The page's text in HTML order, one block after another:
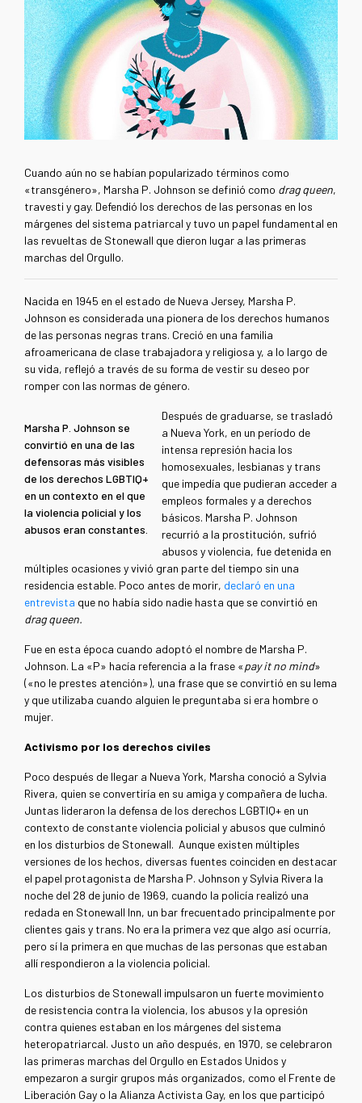
Cuando aún no se habían popularizado términos como
«transgénero», Marsha P. Johnson se definió como drag queen,
travesti y gay. Defendió los derechos de las personas en los
márgenes del sistema patriarcal y tuvo un papel fundamental en
las revueltas de Stonewall que dieron lugar a las primeras
marchas del Orgullo.
Nacida en 1945 en el estado de Nueva Jersey, Marsha P.
Johnson es considerada una pionera de los derechos humanos
de las personas negras trans. Creció en una familia
afroamericana de clase trabajadora y religiosa y, a lo largo de
su vida, reflejó a través de su forma de vestir su deseo por
romper con las normas de género.
Marsha P. Johnson se
convirtió en una de las
defensoras más visibles
de los derechos LGBTIQ+
en un contexto en el que
la violencia policial y los
abusos eran constantes.
Después de graduarse, se trasladó
a Nueva York, en un período de
intensa represión hacia los
homosexuales, lesbianas y trans
que impedía que pudieran acceder a
empleos formales y a derechos
básicos. Marsha P. Johnson
recurrió a la prostitución, sufrió
abusos y violencia, fue detenida en
múltiples ocasiones y vivió gran parte del tiempo sin una
residencia estable. Poco antes de morir, declaró en una
entrevista que no había sido nadie hasta que se convirtió en
drag queen.
Fue en esta época cuando adoptó el nombre de Marsha P.
Johnson. La «P» hacía referencia a la frase «pay it no mind»
(«no le prestes atención»), una frase que se convirtió en su lema
y que utilizaba cuando alguien le preguntaba si era hombre o
mujer.
Activismo por los derechos civiles
Poco después de llegar a Nueva York, Marsha conoció a Sylvia
Rivera, quien se convertiría en su amiga y compañera de lucha.
Juntas lideraron la defensa de los derechos LGBTIQ+ en un
contexto de constante violencia policial y abusos que culminó
en los disturbios de Stonewall. Aunque existen múltiples
versiones de los hechos, diversas fuentes coinciden en destacar
el papel protagonista de Marsha P. Johnson y Sylvia Rivera la
noche del 28 de junio de 1969, cuando la policía realizó una
redada en Stonewall Inn, un bar frecuentado principalmente por
clientes gais y trans. No era la primera vez que algo así ocurría,
pero sí la primera en que muchas de las personas que estaban
allí respondieron a la violencia policial.
Los disturbios de Stonewall impulsaron un fuerte movimiento
de resistencia contra la violencia, los abusos y la opresión
contra quienes estaban en los márgenes del sistema
heteropatriarcal. Justo un año después, en 1970, se celebraron
las primeras marchas del Orgullo en Estados Unidos y
empezaron a surgir grupos más organizados, como el Frente de
Liberación Gay o la Alianza Activista Gay, en los que participó